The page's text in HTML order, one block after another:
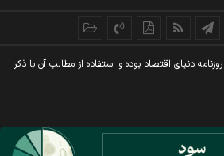
دنيای اقتصاد بوده و استفاده از مطالب آن با ذکر